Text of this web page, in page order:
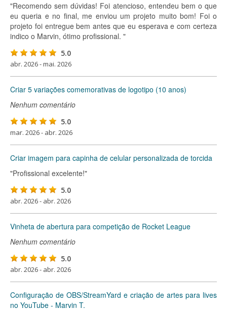
"Recomendo sem dúvidas! Foi atencioso, entendeu bem o que
eu queria e no final, me enviou um projeto muito bom! Foi o
projeto foi entregue bem antes que eu esperava e com certeza
indico o Marvin, ótimo profissional. "
5.0
abr. 2026 - mai. 2026
Criar 5 variações comemorativas de logotipo (10 anos)
Nenhum comentário
5.0
mar. 2026 - abr. 2026
Criar imagem para capinha de celular personalizada de torcida
"Profissional excelente!"
5.0
abr. 2026 - abr. 2026
Vinheta de abertura para competição de Rocket League
Nenhum comentário
5.0
abr. 2026 - abr. 2026
Configuração de OBS/StreamYard e criação de artes para lives
no YouTube - Marvin T.